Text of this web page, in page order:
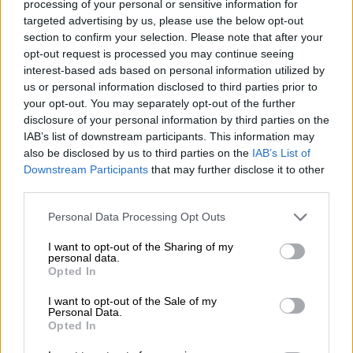
processing of your personal or sensitive information for
targeted advertising by us, please use the below opt-out
section to confirm your selection. Please note that after your
opt-out request is processed you may continue seeing
interest-based ads based on personal information utilized by
us or personal information disclosed to third parties prior to
your opt-out. You may separately opt-out of the further
disclosure of your personal information by third parties on the
IAB’s list of downstream participants. This information may
also be disclosed by us to third parties on the IAB’s List of
Downstream Participants that may further disclose it to other
Please note that this website/app uses one or more Google
not limited to your visit or usage behaviour. You may click to
grant or deny consent to Google and its third-party tags to
use your data for below specified purposes in below Google
consent section.
Personal Data Processing Opt Outs
I want to opt-out of the Sharing of my
personal data.
Opted In
I want to opt-out of the Sale of my
Personal Data.
Opted In
Ηπρόσβαση στην υπηρεσία γίνεται με τη
χρήση κωδικών Taxisnet, είτε από το
myauto.gov.gr, είτε μέσω του gov.gr, στην
ενότητα «Περιουσία και φορολογία» και την
υποενότητα «Οχήματα». Έτσι, ο πολίτης
μπορεί να βλέπει και να ελέγχει για κάθε
όχημά του:
Αν το όχημα του είναι σε κίνηση ή
ακινησία
Αν το όχημα του έχει κλαπεί
(ΚΤΕΟ) και την ημερομηνία του
επόμενου ελέγχου και
Τα στοιχεία ασφάλισης του οχήματος